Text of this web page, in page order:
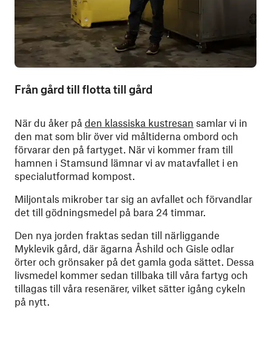
Från gård till flotta till gård
När du åker på den klassiska kustresan samlar vi in
den mat som blir över vid måltiderna ombord och
förvarar den på fartyget. När vi kommer fram till
hamnen i Stamsund lämnar vi av matavfallet i en
specialutformad kompost.
Miljontals mikrober tar sig an avfallet och förvandlar
det till gödningsmedel på bara 24 timmar.
Den nya jorden fraktas sedan till närliggande
Myklevik gård, där ägarna Åshild och Gisle odlar
örter och grönsaker på det gamla goda sättet. Dessa
livsmedel kommer sedan tillbaka till våra fartyg och
tillagas till våra resenärer, vilket sätter igång cykeln
på nytt.